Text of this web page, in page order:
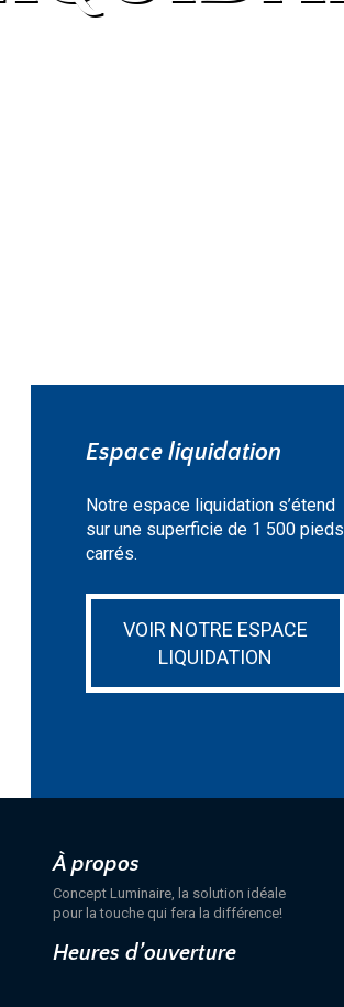
Espace liquidation
Notre espace liquidation s’étend
sur une superficie de 1 500 pieds
carrés.
VOIR NOTRE ESPACE
LIQUIDATION
À propos
Concept Luminaire, la solution idéale
pour la touche qui fera la différence!
Heures d’ouverture